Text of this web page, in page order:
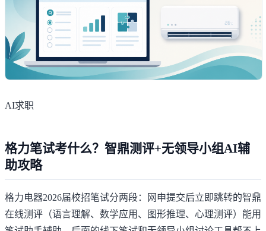
AI求职
格力笔试考什么？智鼎测评+无领导小组AI辅
助攻略
格力电器2026届校招笔试分两段：网申提交后立即跳转的智鼎
在线测评（语言理解、数学应用、图形推理、心理测评）能用